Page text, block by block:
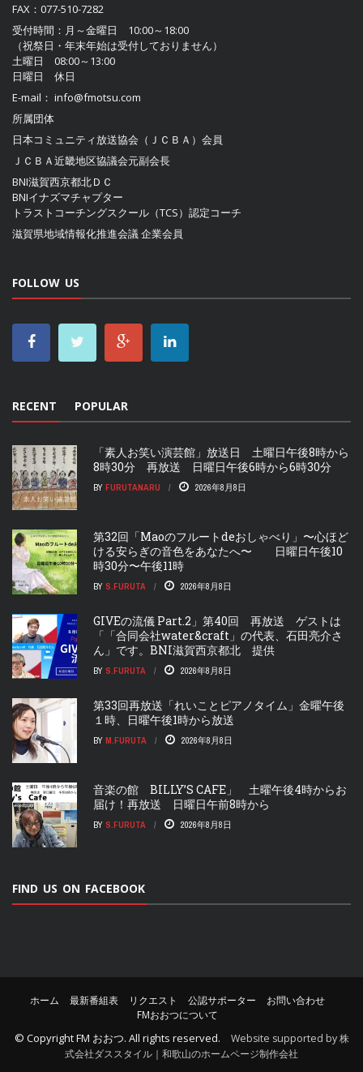
FAX：077-510-7282
受付時間：月～金曜日 10:00～18:00
（祝祭日・年末年始は受付しておりません）
土曜日 08:00～13:00
日曜日 休日
E-mail： info@fmotsu.com
所属団体
日本コミュニティ放送協会（ＪＣＢＡ） 会員
ＪＣＢＡ近畿地区協議会元副会長
BNI滋賀西京都北ＤＣ
BNIイナズマチャプター
トラストコーチングスクール（TCS）認定コーチ
滋賀県地域情報化推進会議企業会員
FOLLOW US
RECENT POPULAR
「素人お笑い演芸館」放送日 土曜日午後8時から
8時30分 再放送 日曜日午後6時から6時30分
BY FURUTANARU 2026年8月8日
第32回「Maoのフルートdeおしゃべり」〜心ほど
ける安らぎの音色をあなたへ〜 日曜日午後10
時30分〜午後11時
BY S.FURUTA 2026年8月8日
GIVEの流儀 Part.2」第40回 再放送 ゲストは
「「合同会社water&craft」の代表、石田亮介さ
ん」です。BNI滋賀西京都北 提供
BY S.FURUTA 2026年8月8日
第33回再放送「れいことピアノタイム」金曜午後
１時、日曜午後1時から放送
BY M.FURUTA 2026年8月8日
音楽の館 BILLY’S CAFE」 土曜午後4時からお
届け！再放送 日曜日午前8時から
BY S.FURUTA 2026年8月8日
FIND US ON FACEBOOK
ホーム 最新番組表 リクエスト 公認サポーター
お問い合わせ
FMおおつについて
© CopyrightFM おおつ. All rights reserved.
Website supported by 株
式会社ダススタイル｜和歌山のホームページ制作会社